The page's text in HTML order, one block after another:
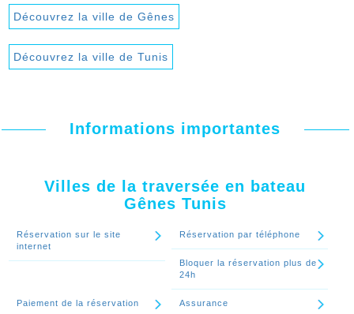
Découvrez la ville de Gênes
Découvrez la ville de Tunis
Informations importantes
Villes de la traversée en bateau
Gênes Tunis
Réservation sur le site
internet
Réservation par téléphone
Bloquer la réservation plus de
24h
Paiement de la réservation Assurance